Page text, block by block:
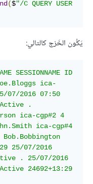
($"/C QUERY USER
يَكُون الخَرْج كالتالي:
SESSIONNAME ID
Joe.Bloggs ica-
07/2016 07:50
Active .
ica-cgp#2 4
ica-cgp#4
25/07/2016
. 25/07/2016
24692+13:29